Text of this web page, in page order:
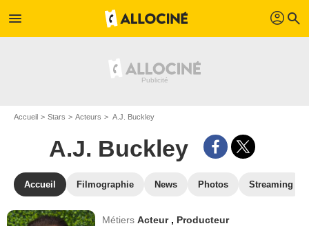
menu profil search
Accueil Stars Acteurs A.J. Buckley
A.J. Buckley
Accueil Filmographie News Photos Streaming
MétiersActeur , Producteur